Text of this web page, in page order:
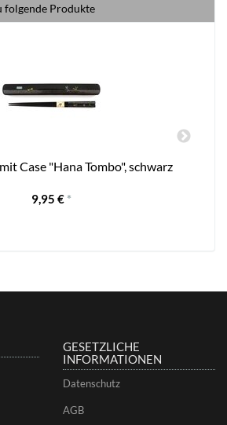
folgende Produkte
Case "Hana Tombo", schwarz
9,95 € *
GESETZLICHE
INFORMATIONEN
Datenschutz
AGB